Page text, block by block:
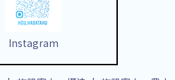
Instagram